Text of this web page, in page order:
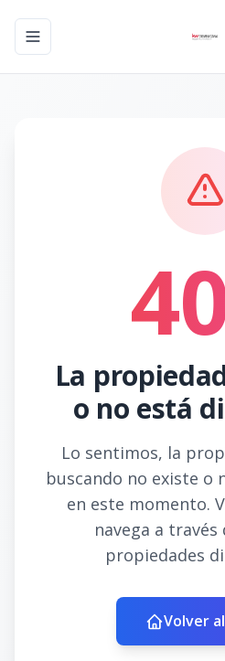
Toggle navigation menu
La
o no está
Lo sentimos, la
buscando no existe o
en este momento.
navega a
propiedades
Volver